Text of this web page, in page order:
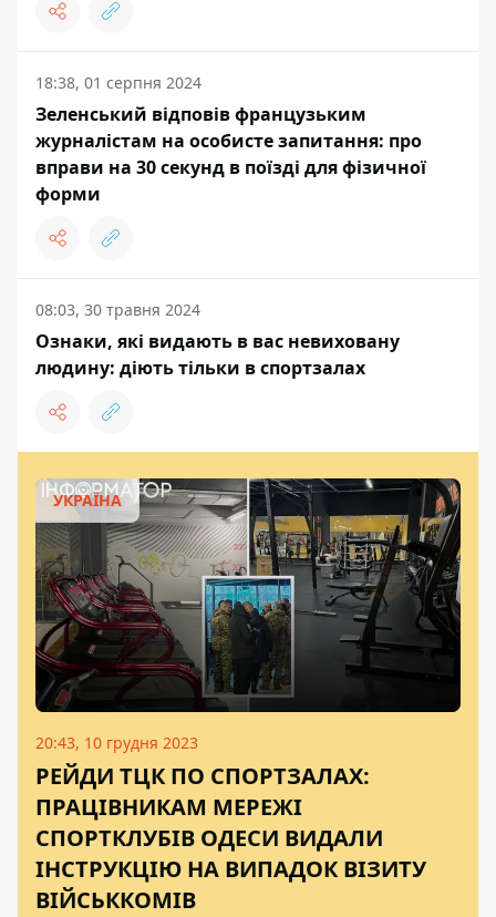
18:38, 01 серпня 2024
Зеленський відповів французьким
журналістам на особисте запитання: про
вправи на 30 секунд в поїзді для фізичної
форми
08:03, 30 травня 2024
Ознаки, які видають в вас невиховану
людину: діють тільки в спортзалах
УКРАЇНА
20:43, 10 грудня 2023
РЕЙДИ ТЦК ПО СПОРТЗАЛАХ:
ПРАЦІВНИКАМ МЕРЕЖІ
СПОРТКЛУБІВ ОДЕСИ ВИДАЛИ
ІНСТРУКЦІЮ НА ВИПАДОК ВІЗИТУ
ВІЙСЬККОМІВ